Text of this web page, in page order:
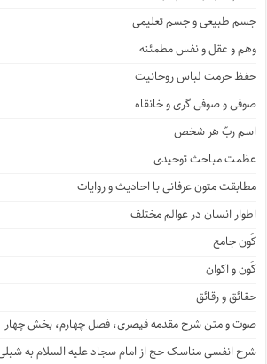
جسم طبیعی و جسم تعلیمی
وهم و عقل و نفس مطمئنه
حفظ حرمت لباس روحانیت
صوفی و صوفی گری و خانقاه
اسم ربّ هر شخص
عظمت مباحث توحیدی
مطابقت متون عرفانی با احادیث و روایات
اطوار انسان در عوالم مختلف
کَون جامع
کَون و اکوان
حقائق و رقائق
صوت و متن شرح مقدمه قیصری، فصل چهارم، بخش چهار
شرح انفسی مناسک حج از امام سجاد علیه السلام به